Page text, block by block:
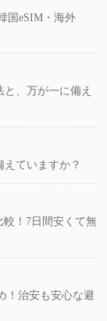
国eSIM・海外
、万が一に備え
ていますか？
較！7日間安くて無
！治安も安心な避